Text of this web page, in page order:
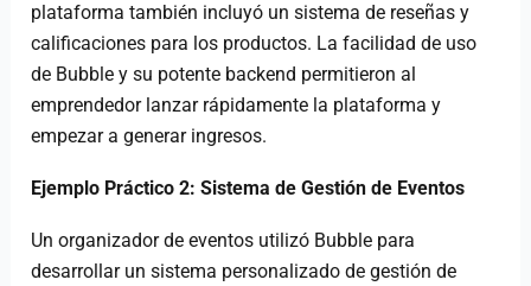
plataforma también incluyó un sistema de reseñas y
calificaciones para los productos. La facilidad de uso
de Bubble y su potente backend permitieron al
emprendedor lanzar rápidamente la plataforma y
empezar a generar ingresos.
Ejemplo Práctico 2: Sistema de Gestión de Eventos
Un organizador de eventos utilizó Bubble para
desarrollar un sistema personalizado de gestión de